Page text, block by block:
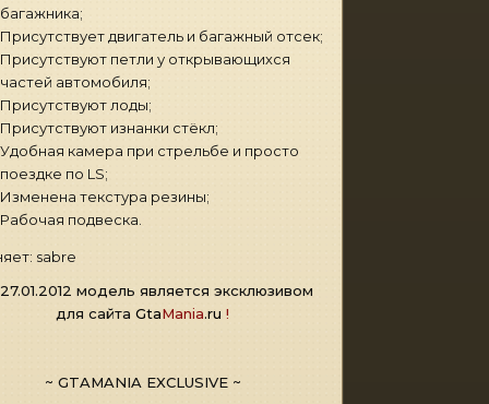
багажника;
Присутствует двигатель и багажный отсек;
Присутствуют петли у открывающихся
частей автомобиля;
Присутствуют лоды;
Присутствуют изнанки стёкл;
Удобная камера при стрельбе и просто
поездке по LS;
Изменена текстура резины;
Рабочая подвеска.
sabre
модель является эксклюзивом
для сайта GtaMania.ru !
~ GTAMANIA EXCLUSIVE ~